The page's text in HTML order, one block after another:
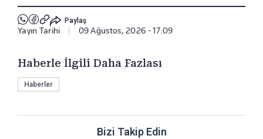
Paylaş
Yayın Tarihi 09 Ağustos, 2026 - 17:09
Haberle İlgili Daha Fazlası
Haberler
Bizi Takip Edin